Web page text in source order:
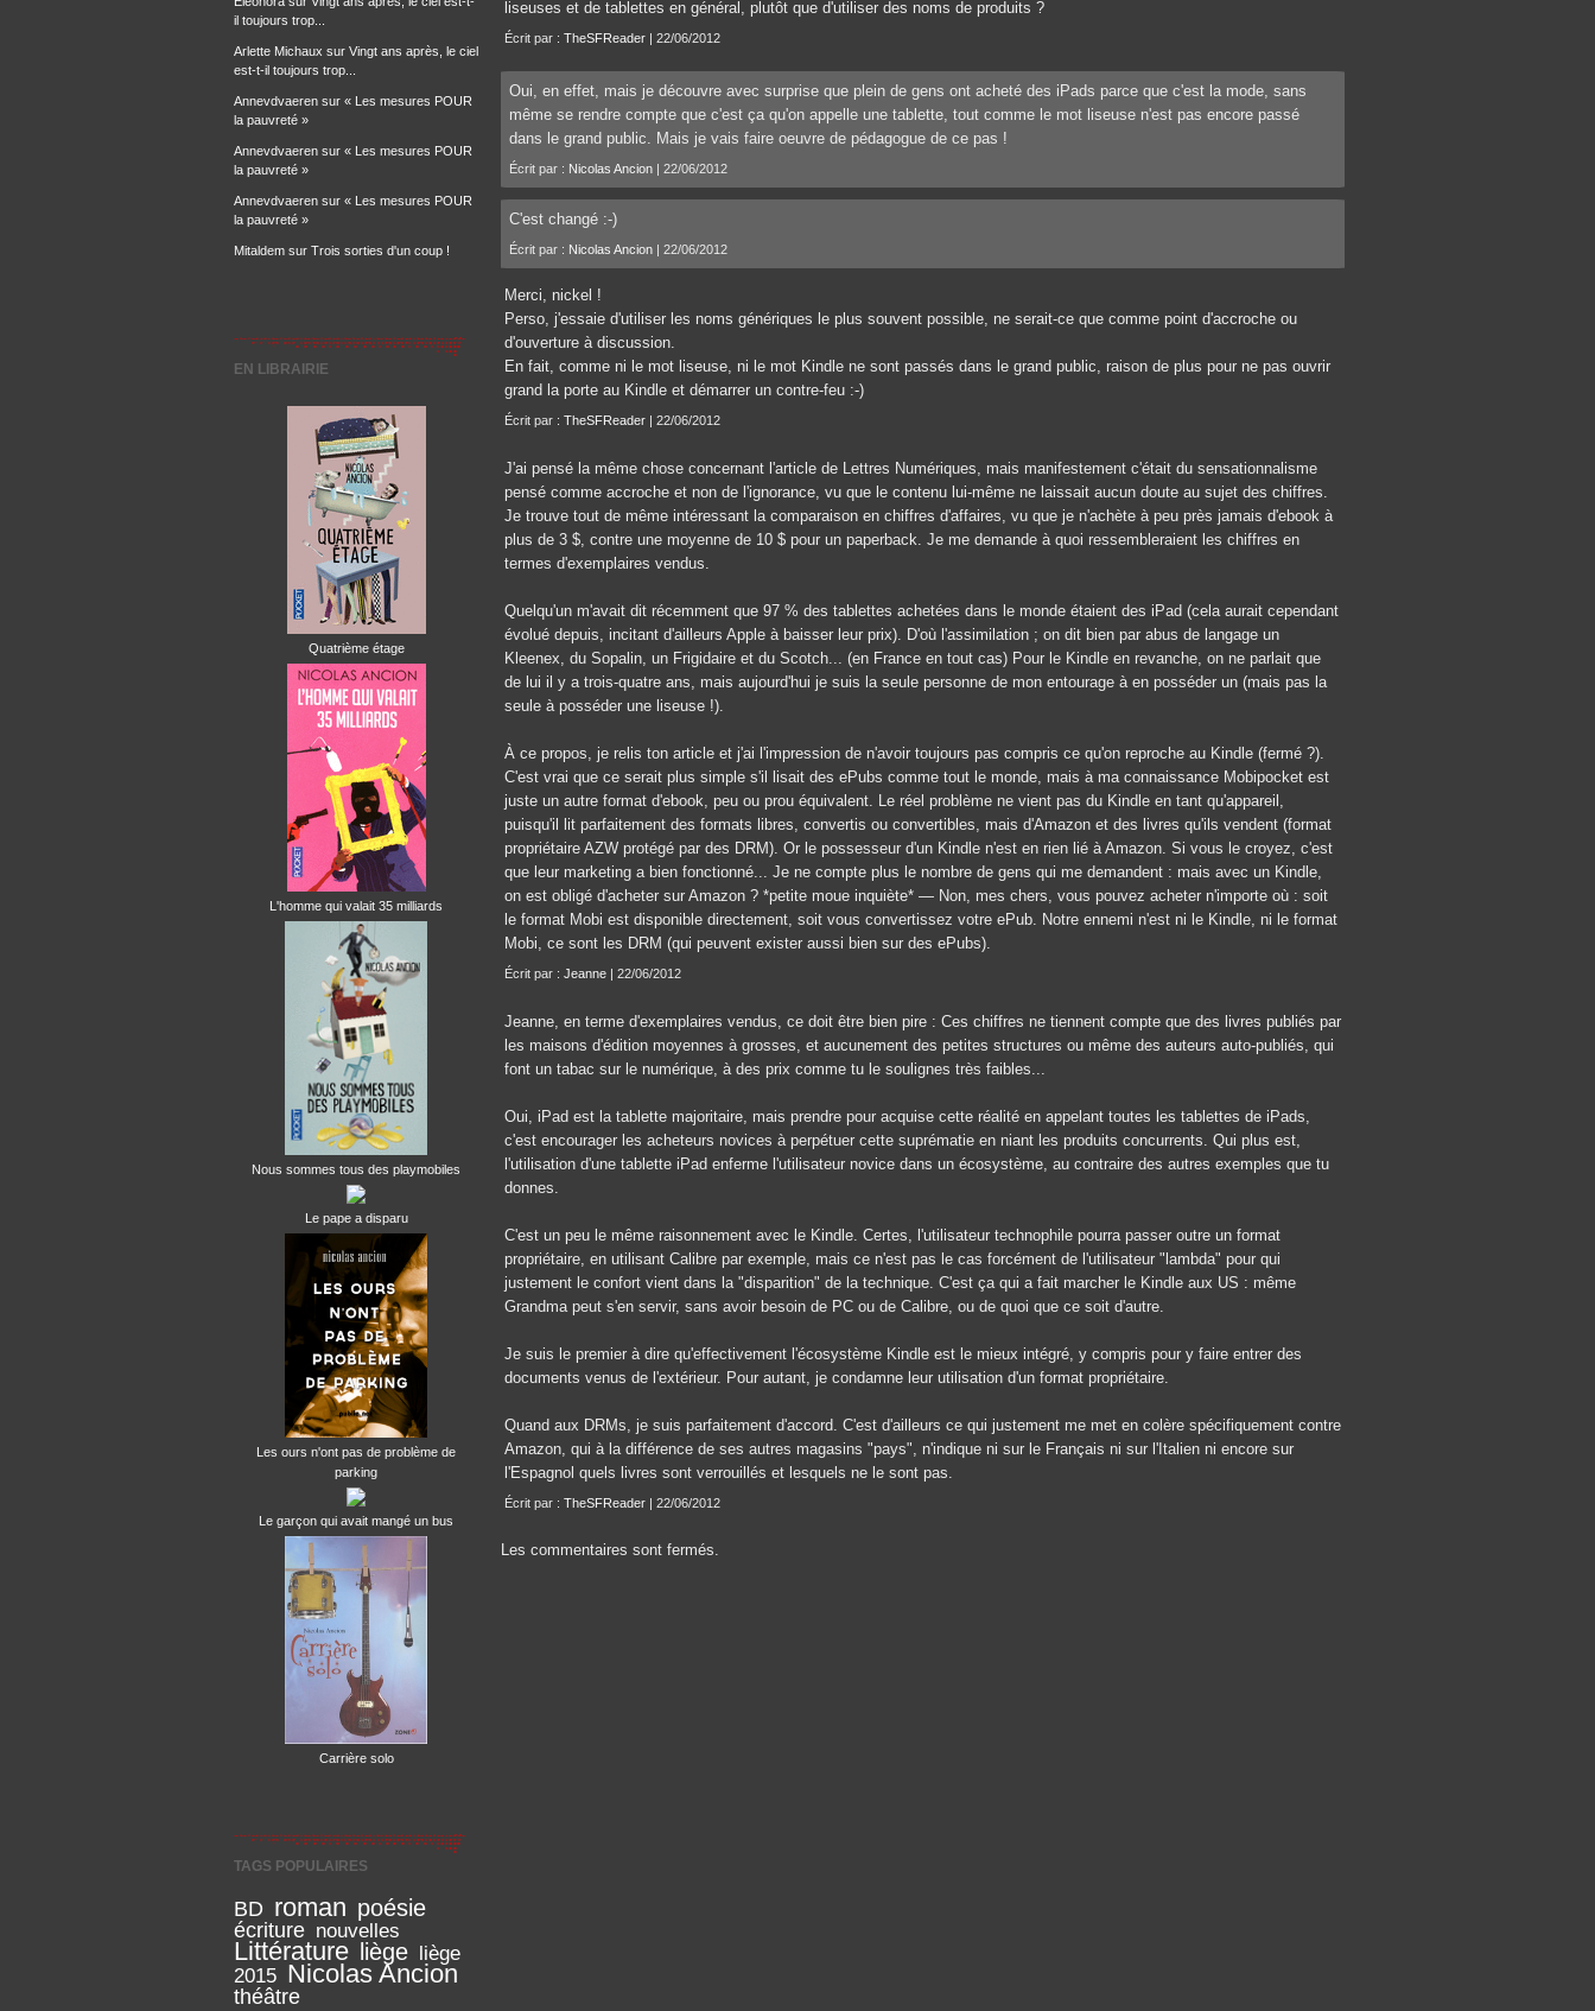
il toujours trop...
Arlette Michaux sur Vingt ans après, le ciel
est-t-il toujours trop...
Annevdvaeren sur « Les mesures POUR
la pauvreté »
Annevdvaeren sur « Les mesures POUR
la pauvreté »
Annevdvaeren sur « Les mesures POUR
la pauvreté »
Mitaldem sur Trois sorties d'un coup !
EN LIBRAIRIE
Quatrième étage
L'homme qui valait 35 milliards
Nous sommes tous des playmobiles
Le pape a disparu
Les ours n'ont pas de problème de
parking
Le garçon qui avait mangé un bus
Carrière solo
TAGS POPULAIRES
BD roman poésie
écriture nouvelles
Littérature liège liège
2015 Nicolas Ancion
théâtre
liseuses et de tablettes en général, plutôt que d'utiliser des noms de produits ?
Écrit par : TheSFReader | 22/06/2012
Oui, en effet, mais je découvre avec surprise que plein de gens ont acheté des iPads parce que c'est la mode, sans
même se rendre compte que c'est ça qu'on appelle une tablette, tout comme le mot liseuse n'est pas encore passé
dans le grand public. Mais je vais faire oeuvre de pédagogue de ce pas !
Écrit par : Nicolas Ancion | 22/06/2012
C'est changé :-)
Écrit par : Nicolas Ancion | 22/06/2012
Merci, nickel !
Perso, j'essaie d'utiliser les noms génériques le plus souvent possible, ne serait-ce que comme point d'accroche ou
d'ouverture à discussion.
En fait, comme ni le mot liseuse, ni le mot Kindle ne sont passés dans le grand public, raison de plus pour ne pas ouvrir
grand la porte au Kindle et démarrer un contre-feu :-)
Écrit par : TheSFReader | 22/06/2012
J'ai pensé la même chose concernant l'article de Lettres Numériques, mais manifestement c'était du sensationnalisme
pensé comme accroche et non de l'ignorance, vu que le contenu lui-même ne laissait aucun doute au sujet des chiffres.
Je trouve tout de même intéressant la comparaison en chiffres d'affaires, vu que je n'achète à peu près jamais d'ebook à
plus de 3 $, contre une moyenne de 10 $ pour un paperback. Je me demande à quoi ressembleraient les chiffres en
termes d'exemplaires vendus.
Quelqu'un m'avait dit récemment que 97 % des tablettes achetées dans le monde étaient des iPad (cela aurait cependant
évolué depuis, incitant d'ailleurs Apple à baisser leur prix). D'où l'assimilation ; on dit bien par abus de langage un
Kleenex, du Sopalin, un Frigidaire et du Scotch... (en France en tout cas) Pour le Kindle en revanche, on ne parlait que
de lui il y a trois-quatre ans, mais aujourd'hui je suis la seule personne de mon entourage à en posséder un (mais pas la
seule à posséder une liseuse !).
À ce propos, je relis ton article et j'ai l'impression de n'avoir toujours pas compris ce qu'on reproche au Kindle (fermé ?).
C'est vrai que ce serait plus simple s'il lisait des ePubs comme tout le monde, mais à ma connaissance Mobipocket est
juste un autre format d'ebook, peu ou prou équivalent. Le réel problème ne vient pas du Kindle en tant qu'appareil,
puisqu'il lit parfaitement des formats libres, convertis ou convertibles, mais d'Amazon et des livres qu'ils vendent (format
propriétaire AZW protégé par des DRM). Or le possesseur d'un Kindle n'est en rien lié à Amazon. Si vous le croyez, c'est
que leur marketing a bien fonctionné... Je ne compte plus le nombre de gens qui me demandent : mais avec un Kindle,
on est obligé d'acheter sur Amazon ? *petite moue inquiète* — Non, mes chers, vous pouvez acheter n'importe où : soit
le format Mobi est disponible directement, soit vous convertissez votre ePub. Notre ennemi n'est ni le Kindle, ni le format
Mobi, ce sont les DRM (qui peuvent exister aussi bien sur des ePubs).
Écrit par : Jeanne | 22/06/2012
Jeanne, en terme d'exemplaires vendus, ce doit être bien pire : Ces chiffres ne tiennent compte que des livres publiés par
les maisons d'édition moyennes à grosses, et aucunement des petites structures ou même des auteurs auto-publiés, qui
font un tabac sur le numérique, à des prix comme tu le soulignes très faibles...
Oui, iPad est la tablette majoritaire, mais prendre pour acquise cette réalité en appelant toutes les tablettes de iPads,
c'est encourager les acheteurs novices à perpétuer cette suprématie en niant les produits concurrents. Qui plus est,
l'utilisation d'une tablette iPad enferme l'utilisateur novice dans un écosystème, au contraire des autres exemples que tu
donnes.
C'est un peu le même raisonnement avec le Kindle. Certes, l'utilisateur technophile pourra passer outre un format
propriétaire, en utilisant Calibre par exemple, mais ce n'est pas le cas forcément de l'utilisateur "lambda" pour qui
justement le confort vient dans la "disparition" de la technique. C'est ça qui a fait marcher le Kindle aux US : même
Grandma peut s'en servir, sans avoir besoin de PC ou de Calibre, ou de quoi que ce soit d'autre.
Je suis le premier à dire qu'effectivement l'écosystème Kindle est le mieux intégré, y compris pour y faire entrer des
documents venus de l'extérieur. Pour autant, je condamne leur utilisation d'un format propriétaire.
Quand aux DRMs, je suis parfaitement d'accord. C'est d'ailleurs ce qui justement me met en colère spécifiquement contre
Amazon, qui à la différence de ses autres magasins "pays", n'indique ni sur le Français ni sur l'Italien ni encore sur
l'Espagnol quels livres sont verrouillés et lesquels ne le sont pas.
Écrit par : TheSFReader | 22/06/2012
Les commentaires sont fermés.